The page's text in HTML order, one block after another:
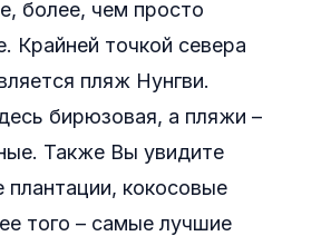
более, чем просто
Крайней точкой севера
пляж Нунгви.
бирюзовая, а пляжи –
Также Вы увидите
плантации, кокосовые
того – самые лучшие